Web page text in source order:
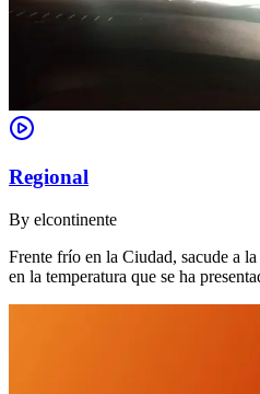
Regional
By elcontinente
Frente frío en la Ciudad, sacude a
en la temperatura que se ha